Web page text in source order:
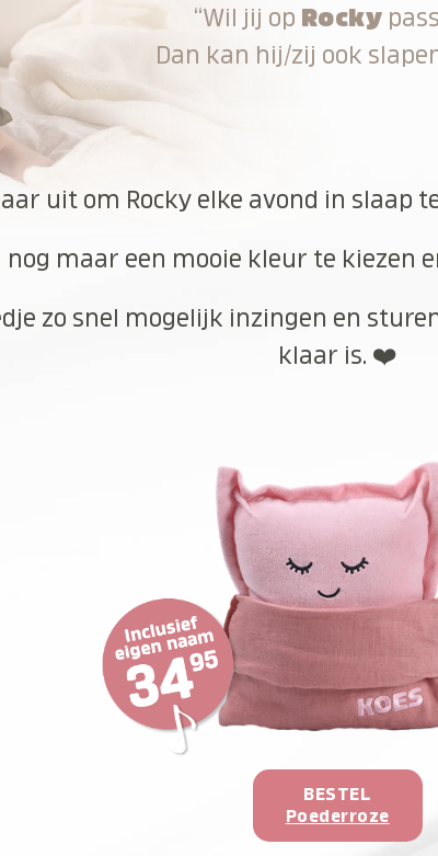
“Wil jij op Rocky
Dan kan hij/zij ook
uit om Rocky elke avond in slaap
maar een mooie kleur te kiezen
zo snel mogelijk inzingen en
klaar is. ❤️
BESTEL
Poederroze